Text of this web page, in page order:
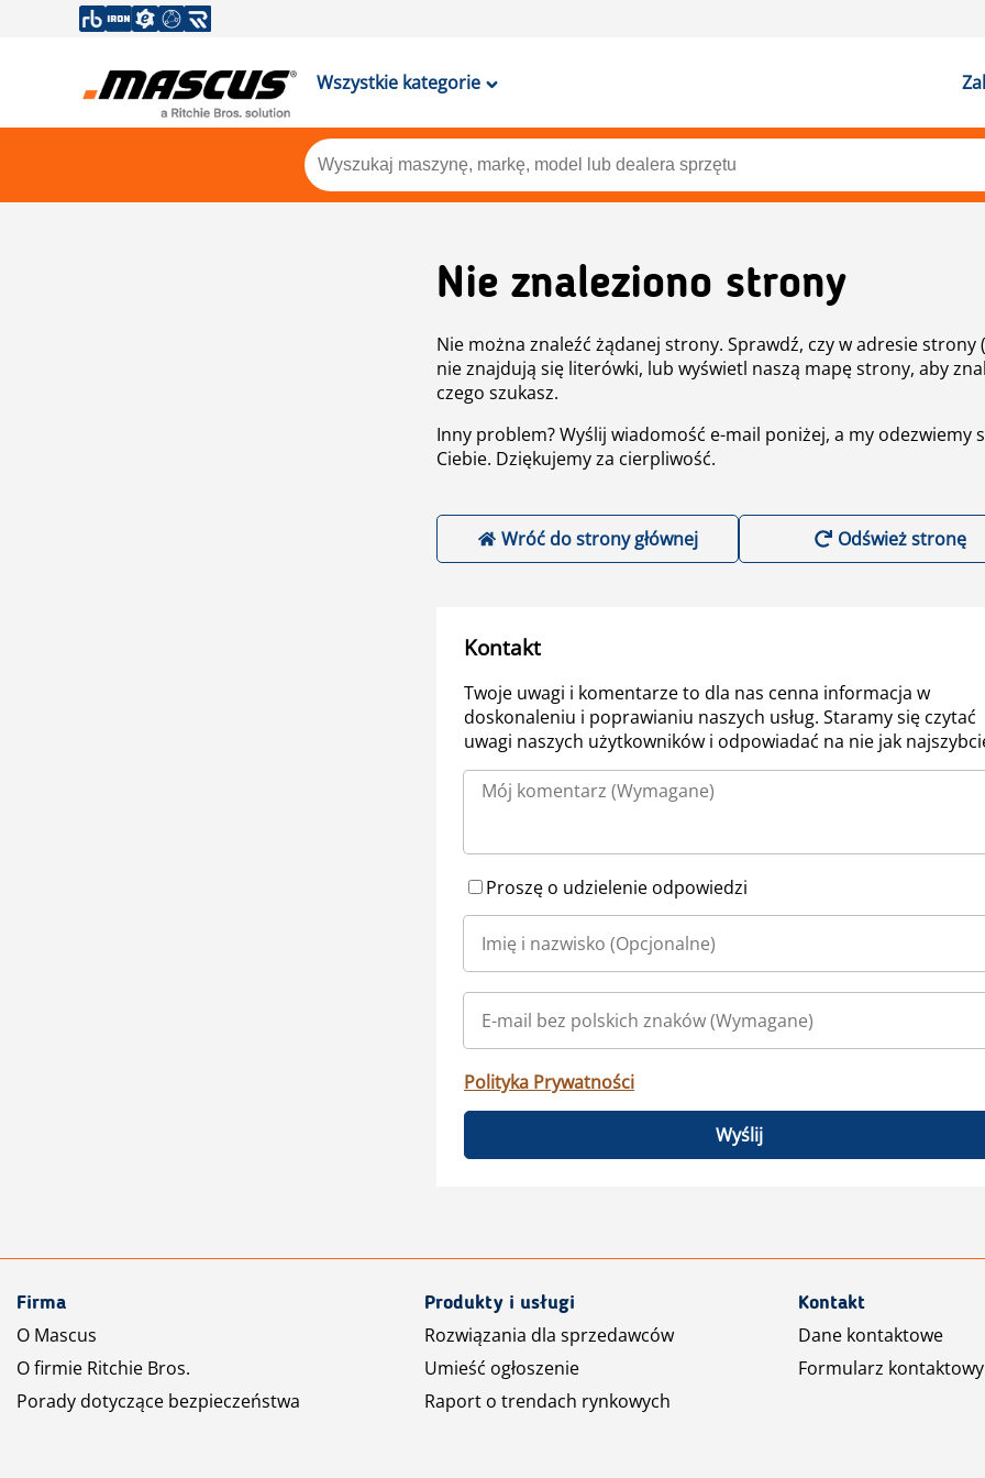
Wszystkie kategorie
Nie znaleziono strony
Nie można znaleźć żądanej strony. Sprawdź, czy w adresie strony
nie znajdują się literówki, lub wyświetl naszą mapę strony, aby
czego szukasz.
Inny problem? Wyślij wiadomość e-mail poniżej, a my odezwiemy
Ciebie. Dziękujemy za cierpliwość.
Wróć do strony głównej Odśwież stronę
Kontakt
Twoje uwagi i komentarze to dla nas cenna informacja w
doskonaleniu i poprawianiu naszych usług. Staramy się czytać
uwagi naszych użytkowników i odpowiadać na nie jak
Proszę o udzielenie odpowiedzi
Polityka Prywatności
Wyślij
Firma
O Mascus
O firmie Ritchie Bros.
Porady dotyczące bezpieczeństwa
Produkty i usługi
Rozwiązania dla sprzedawców
Umieść ogłoszenie
Raport o trendach rynkowych
Kontakt
Dane kontaktowe
Formularz kontaktowy